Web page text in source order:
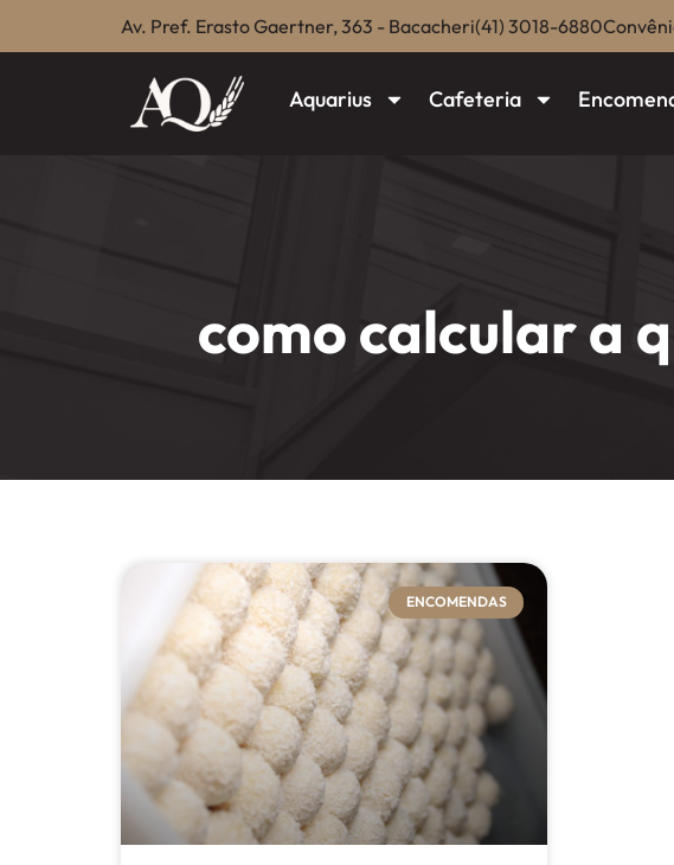
Av. Pref. Erasto Gaertner, 363 - Bacacheri(41) 3018-6880
Aquarius Cafeteria
como calcular a
ENCOMENDAS